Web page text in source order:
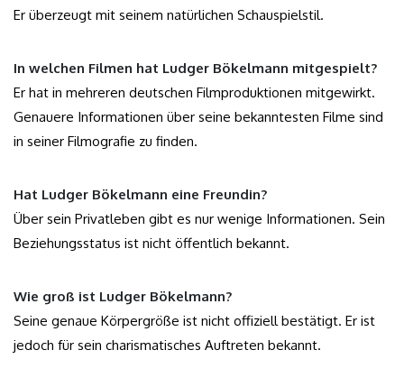
Er überzeugt mit seinem natürlichen Schauspielstil.
In welchen Filmen hat Ludger Bökelmann mitgespielt?
Er hat in mehreren deutschen Filmproduktionen mitgewirkt.
Genauere Informationen über seine bekanntesten Filme sind
in seiner Filmografie zu finden.
Hat Ludger Bökelmann eine Freundin?
Über sein Privatleben gibt es nur wenige Informationen. Sein
Beziehungsstatus ist nicht öffentlich bekannt.
Wie groß ist Ludger Bökelmann?
Seine genaue Körpergröße ist nicht offiziell bestätigt. Er ist
jedoch für sein charismatisches Auftreten bekannt.